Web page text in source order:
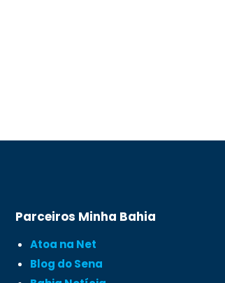
Parceiros Minha Bahia
Atoa na Net
Blog do Sena